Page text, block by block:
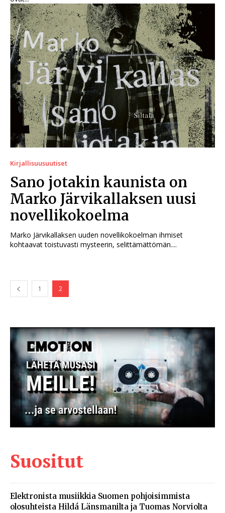
Kirjallisuusuutiset
Sano jotakin kaunista on
Marko Järvikallaksen uusi
novellikokoelma
Marko Järvikallaksen uuden novellikokoelman ihmiset
kohtaavat toistuvasti mysteerin, selittämättömän....
1 2
Suositut
Elektronista musiikkia Suomen pohjoisimmista
olosuhteista Hildá Länsmanilta ja Tuomas Norviolta